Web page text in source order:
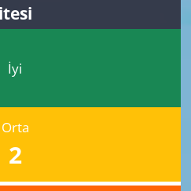
İyi
Orta
2